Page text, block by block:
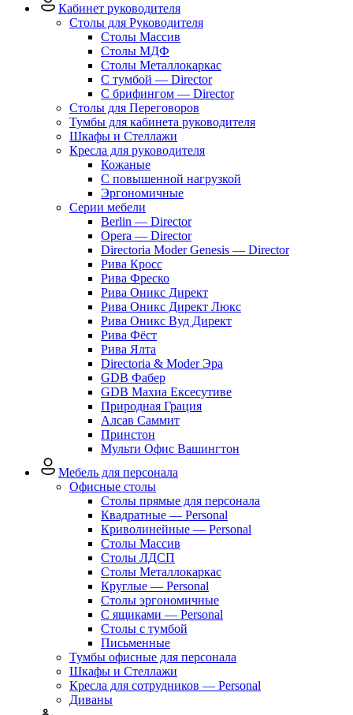
Кабинет руководителя
Столы для Руководителя
Столы Массив
Столы МДФ
Столы Металлокаркас
С тумбой — Director
C брифингом — Director
Столы для Переговоров
Тумбы для кабинета руководителя
Шкафы и Стеллажи
Кресла для руководителя
Кожаные
С повышенной нагрузкой
Эргономичные
Серии мебели
Berlin — Director
Opera — Director
Directoria Moder Genesis — Director
Рива Кросс
Рива Фреско
Рива Оникс Директ
Рива Оникс Директ Люкс
Рива Оникс Вуд Директ
Рива Фёст
Рива Ялта
Directoria & Moder Эра
GDB Фабер
GDB Махиа Ексесутиве
Природная Грация
Алсав Саммит
Принстон
Мульти Офис Вашингтон
Мебель для персонала
Офисные столы
Столы прямые для персонала
Квадратные — Personal
Криволинейные — Personal
Столы Массив
Столы ЛДСП
Столы Металлокаркас
Круглые — Personal
Столы эргономичные
С ящиками — Personal
Столы с тумбой
Письменные
Тумбы офисные для персонала
Шкафы и Стеллажи
Кресла для сотрудников — Personal
Диваны